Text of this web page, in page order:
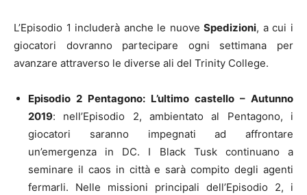
L’Episodio 1 includerà anche le nuoveSpedizioni, a cui i
giocatori dovranno partecipare ogni settimana per
avanzare attraverso le diverse ali del Trinity College.
Episodio 2 Pentagono: L’ultimo castello – Autunno
2019: nell’Episodio 2, ambientato al Pentagono, i
giocatori saranno impegnati ad affrontare
un’emergenza in DC. I Black Tusk continuano a
seminare il caos in città e sarà compito degli agenti
fermarli. Nelle missioni principali dell’Episodio 2, i